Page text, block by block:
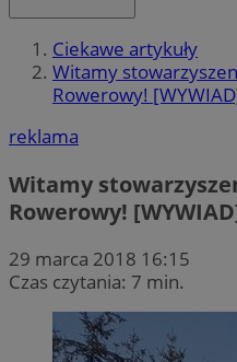
Ciekawe artykuły
Witamy
Rowerowy!
reklama
Witamy
Rowerowy!
29 marca 2018 16:15
Czas czytania: 7 min.